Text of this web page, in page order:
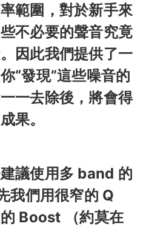
範圍，對於新手來
不必要的聲音究竟
因此我們提供了一
“發現”這些噪音的
一去除後，將會得
果。
議使用多 band 的
我們用很窄的 Q
Boost （約莫在